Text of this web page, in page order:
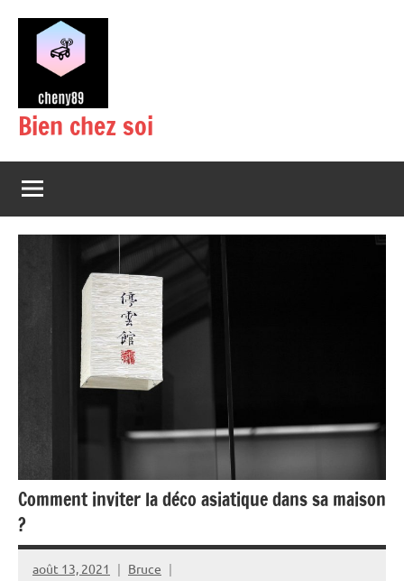
contenu
Bien chez soi
Comment inviter la déco asiatique dans sa maison
?
août 13, 2021 Bruce